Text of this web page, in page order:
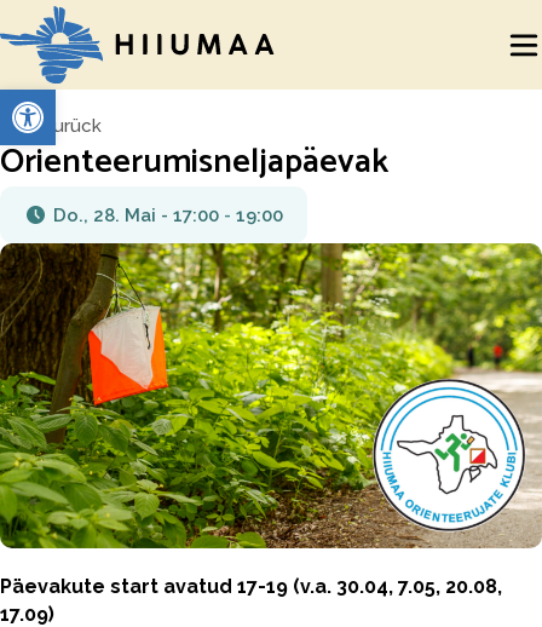
Werkzeugleiste öffnen
Zurück
Orienteerumisneljapäevak
Do., 28. Mai - 17:00 - 19:00
Päevakute start avatud 17-19 (v.a. 30.04, 7.05, 20.08,
17.09)